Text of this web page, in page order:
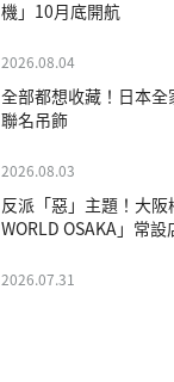
機」10月底開航
2026.08.04
全部都想收藏！日本
聯名吊飾
2026.08.03
反派「惡」主題！大
WORLD OSAKA」常
2026.07.31